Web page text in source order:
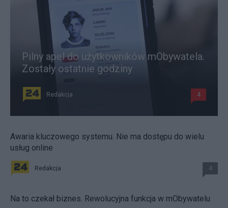
Pilny apel do użytkowników mObywatela.
Zostały ostatnie godziny
Redakcja 4
Awaria kluczowego systemu. Nie ma dostępu do wielu
usług online
Redakcja 4
Na to czekał biznes. Rewolucyjna funkcja w mObywatelu